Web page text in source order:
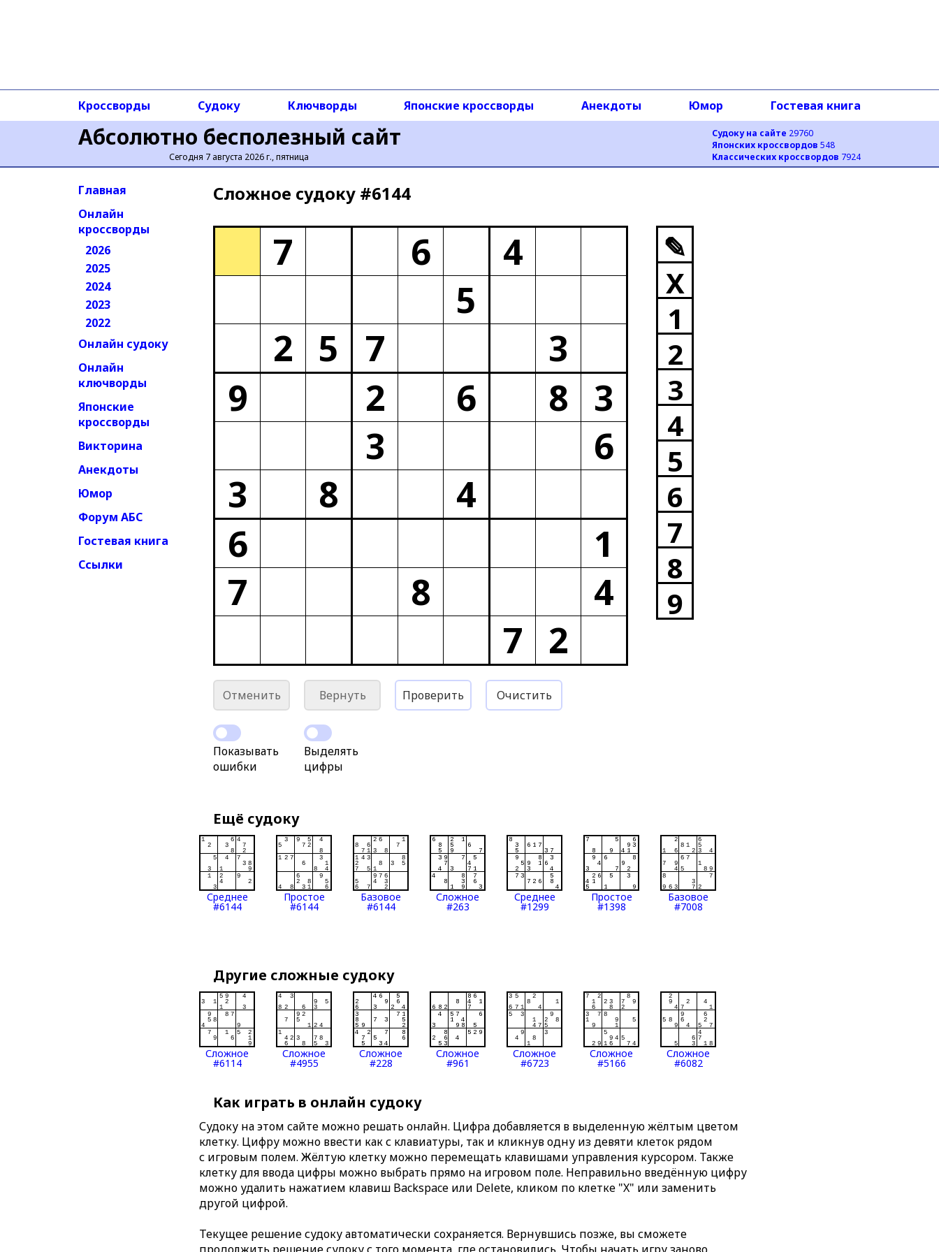
Абсолютно бесполезный сайт
Сегодня 7 августа 2026 г., пятница
Судоку на сайте 29760
Японских кроссвордов 548
Классических кроссвордов 7924
Кроссворды Судоку Ключворды Японские кроссворды Анекдоты Юмор Гостевая книга
Главная
Онлайн
кроссворды
2026
2025
2024
2023
2022
Онлайн судоку
Онлайн
ключворды
Японские
кроссворды
Викторина
Анекдоты
Юмор
Форум АБС
Гостевая книга
Ссылки
Сложное cудоку #6144
7 6
4
5
2 5 7
3
9
2 6 8 3
3
6
3
8
4
6
1
7
8
4
7 2
✎
X
1
2
3
4
5
6
7
8
9
Отменить Вернуть Проверить Очистить
Показывать
ошибки
Выделять
цифры
Ещё судоку
Среднее
#6144
Простое
#6144
Базовое
#6144
Сложное
#263
Среднее
#1299
Простое
#1398
Базовое
#7008
Другие сложные судоку
Сложное
#6114
Сложное
#4955
Сложное
#228
Сложное
#961
Сложное
#6723
Сложное
#5166
Сложное
#6082
Как играть в онлайн судоку
Судоку на этом сайте можно решать онлайн. Цифра добавляется в выделенную жёлтым цветом
клетку. Цифру можно ввести как с клавиатуры, так и кликнув одну из девяти клеток рядом
с игровым полем. Жёлтую клетку можно перемещать клавишами управления курсором. Также
клетку для ввода цифры можно выбрать прямо на игровом поле. Неправильно введённую цифру
можно удалить нажатием клавиш Backspace или Delete, кликом по клетке "X" или заменить
другой цифрой.
Текущее решение судоку автоматически сохраняется. Вернувшись позже, вы сможете